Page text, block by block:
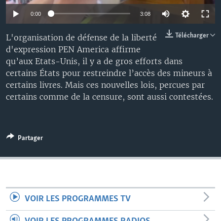
0:00 3:08
Télécharger
L'organisation de défense de la liberté
d'expression PEN America affirme
qu’aux Etats-Unis, il y a de gros efforts dans
certains États pour restreindre l’accès des mineurs à
certains livres. Mais ces nouvelles lois, percues par
certains comme de la censure, sont aussi contestées.
Partager
VOIR LES PROGRAMMES TV